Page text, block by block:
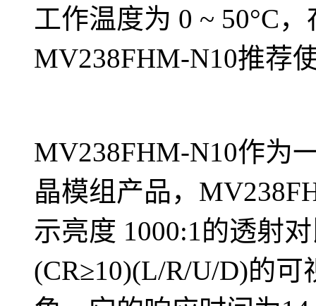
工作温度为 0 ~ 50°C
MV238FHM-N10推荐
MV238FHM-N10作为
晶模组产品，
示亮度 1000:1的透射
(CR≥10)(L/R/U/D)的